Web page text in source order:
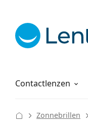
Contactlenzen
Lenzenvloeistoffen
Hoe bestellen
Zonnebrillen